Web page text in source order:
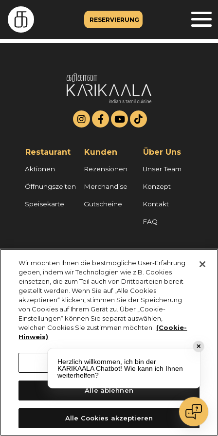
RESERVIERUNG
Restaurant
Aktionen
Öffnungszeiten
Speisekarte
Kunden
Rezensionen
Merchandise
Gutscheine
Über Uns
Unser Team
Konzept
Kontakt
FAQ
KARIKAALA ©2026 - Saily Food Service GmbH
Alle Rechte vorbehalten
Wir möchten Ihnen die bestmögliche User-Erfahrung
geben, indem wir Technologien wie z.B. Cookies
einsetzen, die zum Teil auch von Drittparteien bereit
gestellt werden. Wenn Sie auf „Alle Cookies
akzeptieren“ klicken, stimmen Sie der Speicherung
von Cookies auf Ihrem Gerät zu. Über „Cookie-
Einstellungen“ können Sie separat auswählen,
welchen Cookies Sie zustimmen möchten.
(Cookie-
Hinweis)
Cookie-Einstellungen
Alle ablehnen
Alle Cookies akzeptieren
✕
Herzlich willkommen, ich bin der
KARIKAALA Chatbot! Wie kann ich Ihnen
weiterhelfen?